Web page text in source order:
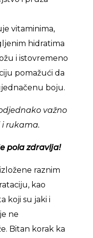
vitaminima,
hidratima
i istovremeno
pomažući da
boju.
važno
rukama.
pola zdravlja!
raznim
kao
koji su jaki i
ne
Bitan korak ka